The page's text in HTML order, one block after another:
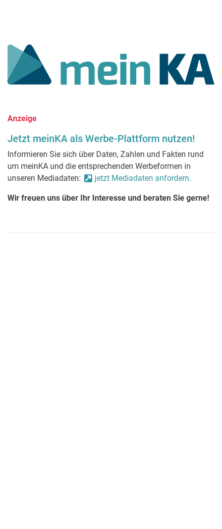
Anzeige
Jetzt meinKA als Werbe-Plattform nutzen!
Informieren Sie sich über Daten, Zahlen und Fakten rund
um meinKA und die entsprechenden Werbeformen in
unseren Mediadaten:
jetzt Mediadaten anfordern.
Wir freuen uns über Ihr Interesse und beraten Sie gerne!